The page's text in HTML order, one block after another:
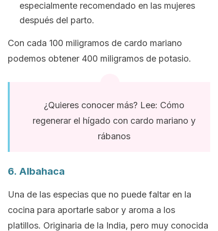
especialmente recomendado en las mujeres
después del parto.
Con cada 100 miligramos de cardo mariano
podemos obtener 400 miligramos de potasio.
¿Quieres conocer más? Lee: Cómo
regenerar el hígado con cardo mariano y
rábanos
6. Albahaca
Una de las especias que no puede faltar en la
cocina para aportarle sabor y aroma a los
platillos. Originaria de la India, pero muy conocida